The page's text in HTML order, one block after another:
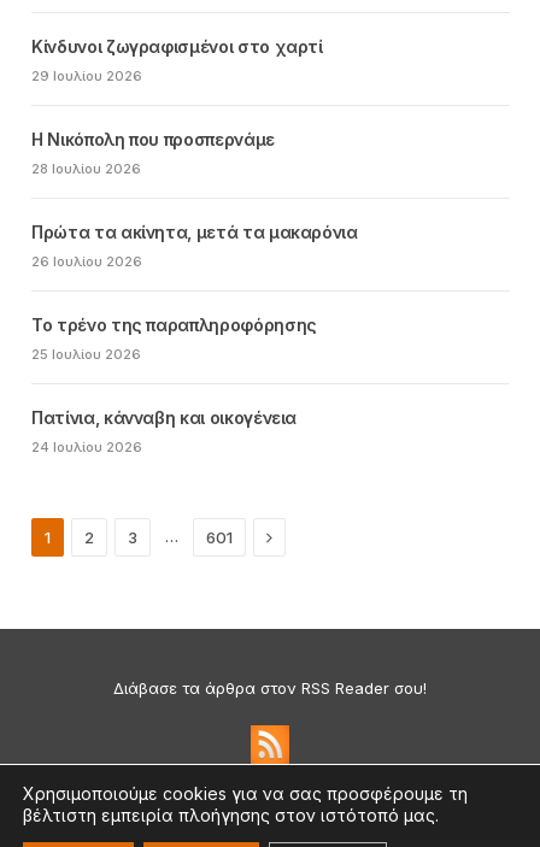
Κίνδυνοι ζωγραφισμένοι στο χαρτί
29 Ιουλίου 2026
Η Νικόπολη που προσπερνάμε
28 Ιουλίου 2026
Πρώτα τα ακίνητα, μετά τα μακαρόνια
26 Ιουλίου 2026
Το τρένο της παραπληροφόρησης
25 Ιουλίου 2026
Πατίνια, κάνναβη και οικογένεια
24 Ιουλίου 2026
1 2 3 … 601 Next
Διάβασε τα άρθρα στον RSS Reader σου!
Πολιτική Απορρήτου & Cookies
Χρησιμοποιούμε cookies για να σας προσφέρουμε τη
βέλτιστη εμπειρία πλοήγησης στον ιστότοπό μας.